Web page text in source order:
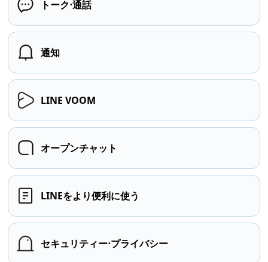
トーク⋅通話
通知
LINE VOOM
オープンチャット
LINEをより便利に使う
セキュリティー⋅プライバシー